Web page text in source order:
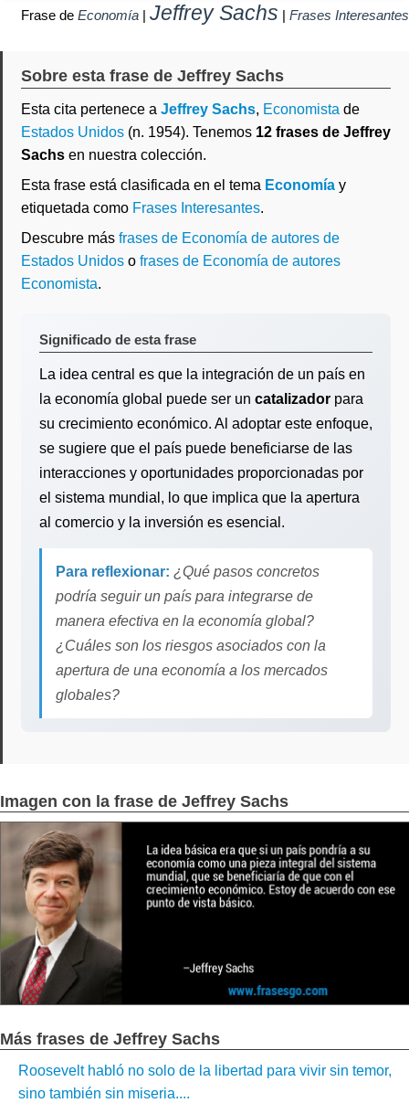
Frase de Economía | Jeffrey Sachs | Frases Interesantes
Sobre esta frase de Jeffrey Sachs
Esta cita pertenece a Jeffrey Sachs, Economista de
Estados Unidos (n. 1954). Tenemos 12 frases de Jeffrey
Sachs en nuestra colección.
Esta frase está clasificada en el tema Economía y
etiquetada como Frases Interesantes.
Descubre más frases de Economía de autores de
Estados Unidos o frases de Economía de autores
Economista.
Significado de esta frase
La idea central es que la integración de un país en
la economía global puede ser un catalizador para
su crecimiento económico. Al adoptar este enfoque,
se sugiere que el país puede beneficiarse de las
interacciones y oportunidades proporcionadas por
el sistema mundial, lo que implica que la apertura
al comercio y la inversión es esencial.
Para reflexionar: ¿Qué pasos concretos
podría seguir un país para integrarse de
manera efectiva en la economía global?
¿Cuáles son los riesgos asociados con la
apertura de una economía a los mercados
globales?
Imagen con la frase de Jeffrey Sachs
Más frases de Jeffrey Sachs
Roosevelt habló no solo de la libertad para vivir sin temor,
sino también sin miseria....